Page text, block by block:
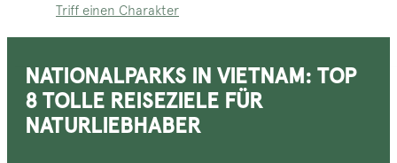
Triff einen Charakter
NATIONALPARKS IN VIETNAM: TOP
8 TOLLE REISEZIELE FÜR
NATURLIEBHABER